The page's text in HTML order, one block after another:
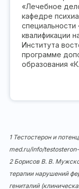
«Лечебное
кафедре
квалификации
Института
программе
образования
1 Тестостерон и
med.ru/info/
2 Борисов В. В.
терапии нарушений
гениталий